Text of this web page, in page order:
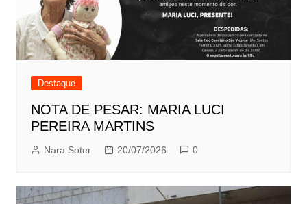
Destaque
NOTA DE PESAR: MARIA LUCI
PEREIRA MARTINS
Nara Soter 20/07/2026 0